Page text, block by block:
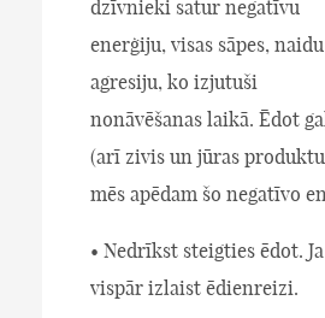
dzīvnieki satur negatīvu
enerģiju, visas sāpes,
agresiju, ko izjutuši
nonāvēšanas laikā. Ēdot
(arī zivis un jūras
mēs apēdam šo negatīvo
• Nedrīkst steigties ēdot.
vispār izlaist ēdienreizi.